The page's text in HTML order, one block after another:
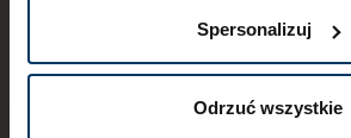
Spersonalizuj
Odrzuć wszystkie
adres Administratora, elektronicznie
dostępny na stronie internetowej
osobowych oraz korzystania z praw